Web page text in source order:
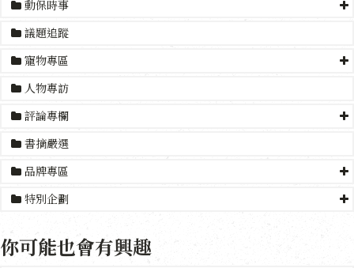
動保時事
議題追蹤
寵物專區
人物專訪
評論專欄
書摘嚴選
品牌專區
特別企劃
你可能也會有興趣